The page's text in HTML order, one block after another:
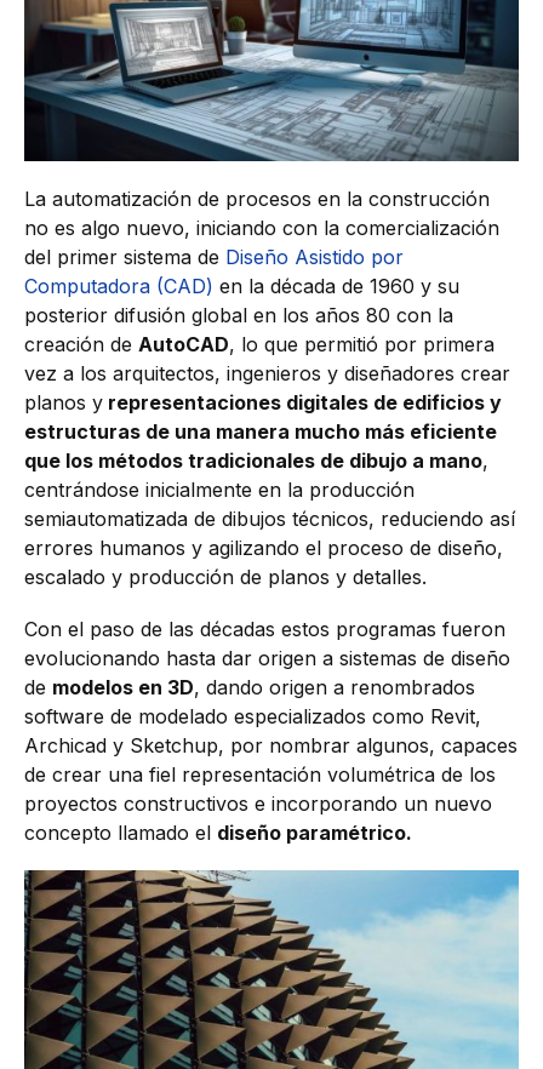
La automatización de procesos en la construcción
no es algo nuevo, iniciando con la comercialización
del primer sistema de Diseño Asistido por
Computadora (CAD) en la década de 1960 y su
posterior difusión global en los años 80 con la
creación de AutoCAD, lo que permitió por primera
vez a los arquitectos, ingenieros y diseñadores crear
planos y representaciones digitales de edificios y
estructuras de una manera mucho más eficiente
que los métodos tradicionales de dibujo a mano,
centrándose inicialmente en la producción
semiautomatizada de dibujos técnicos, reduciendo así
errores humanos y agilizando el proceso de diseño,
escalado y producción de planos y detalles.
Con el paso de las décadas estos programas fueron
evolucionando hasta dar origen a sistemas de diseño
de modelos en 3D, dando origen a renombrados
software de modelado especializados como Revit,
Archicad y Sketchup, por nombrar algunos, capaces
de crear una fiel representación volumétrica de los
proyectos constructivos e incorporando un nuevo
concepto llamado el diseño paramétrico.